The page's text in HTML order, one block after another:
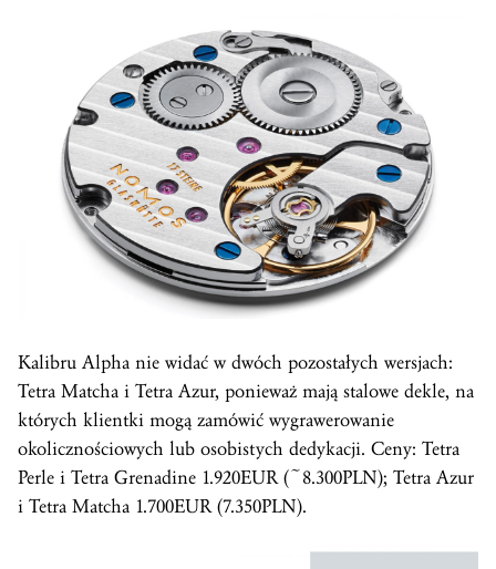
Kalibru Alpha nie widać w dwóch pozostałych wersjach:
Tetra Matcha i Tetra Azur, ponieważ mają stalowe dekle, na
których klientki mogą zamówić wygrawerowanie
okolicznościowych lub osobistych dedykacji. Ceny: Tetra
Perle i Tetra Grenadine 1.920EUR (~8.300PLN); Tetra Azur
i Tetra Matcha 1.700EUR (7.350PLN).